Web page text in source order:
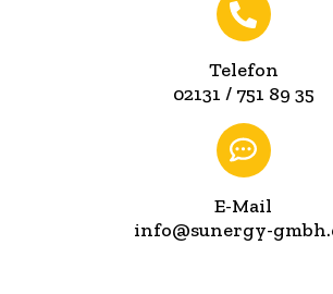
Telefon
02131 / 751 89 35
E-Mail
info@sunergy-